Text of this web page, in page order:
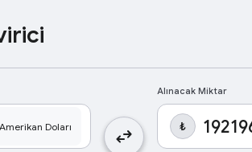
swap_horiz
Alınacak Miktar
₺